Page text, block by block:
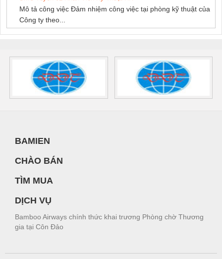
Mô tả công việc Đảm nhiệm công việc tại phòng kỹ thuật của
Công ty theo...
BAMIEN
CHÀO BÁN
TÌM MUA
DỊCH VỤ
Bamboo Airways chính thức khai trương Phòng chờ Thương
gia tại Côn Đảo